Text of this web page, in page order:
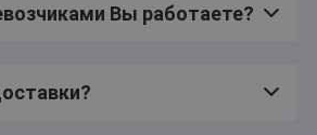
Вы работаете?